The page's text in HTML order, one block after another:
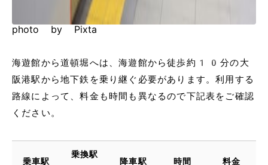
photo by Pixta
海遊館から道頓堀へは、海遊館から徒歩約10分の大
阪港駅から地下鉄を乗り継ぐ必要があります。利用する
路線によって、料金も時間も異なるので下記表をご確認
ください。
乗車駅
乗換駅
降車駅 時間 料金